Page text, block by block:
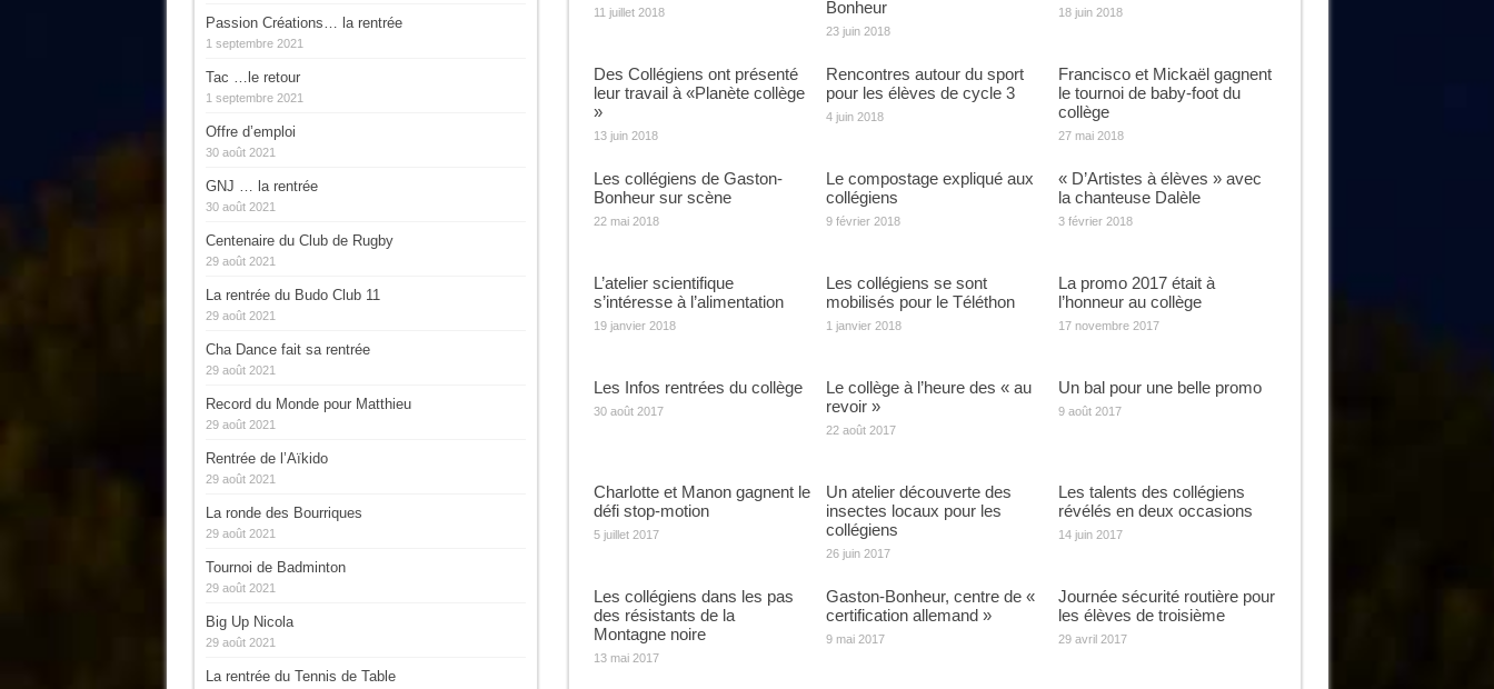
11 juillet 2018
Bonheur
23 juin 2018
18 juin 2018
Des Collégiens ont présenté
leur travail à «Planète collège
»
13 juin 2018
Rencontres autour du sport
pour les élèves de cycle 3
4 juin 2018
Francisco et Mickaël gagnent
le tournoi de baby-foot du
collège
27 mai 2018
Les collégiens de Gaston-
Bonheur sur scène
22 mai 2018
Le compostage expliqué aux
collégiens
9 février 2018
« D’Artistes à élèves » avec
la chanteuse Dalèle
3 février 2018
L’atelier scientifique
s’intéresse à l’alimentation
19 janvier 2018
Les collégiens se sont
mobilisés pour le Téléthon
1 janvier 2018
La promo 2017 était à
l’honneur au collège
17 novembre 2017
Les Infos rentrées du collège
30 août 2017
Le collège à l’heure des « au
revoir »
22 août 2017
Un bal pour une belle promo
9 août 2017
Charlotte et Manon gagnent le
défi stop-motion
5 juillet 2017
Un atelier découverte des
insectes locaux pour les
collégiens
26 juin 2017
Les talents des collégiens
révélés en deux occasions
14 juin 2017
Les collégiens dans les pas
des résistants de la
Montagne noire
13 mai 2017
Gaston-Bonheur, centre de «
certification allemand »
9 mai 2017
Journée sécurité routière pour
les élèves de troisième
29 avril 2017
Passion Créations… la rentrée
1 septembre 2021
Tac …le retour
1 septembre 2021
Offre d’emploi
30 août 2021
GNJ … la rentrée
30 août 2021
Centenaire du Club de Rugby
29 août 2021
La rentrée du Budo Club 11
29 août 2021
Cha Dance fait sa rentrée
29 août 2021
Record du Monde pour Matthieu
29 août 2021
Rentrée de l’Aïkido
29 août 2021
La ronde des Bourriques
29 août 2021
Tournoi de Badminton
29 août 2021
Big Up Nicola
29 août 2021
La rentrée du Tennis de Table